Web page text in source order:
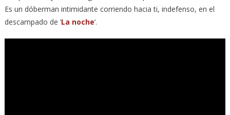
Es un dóberman intimidante corriendo hacia ti, indefenso, en el
descampado de ‘La noche‘.